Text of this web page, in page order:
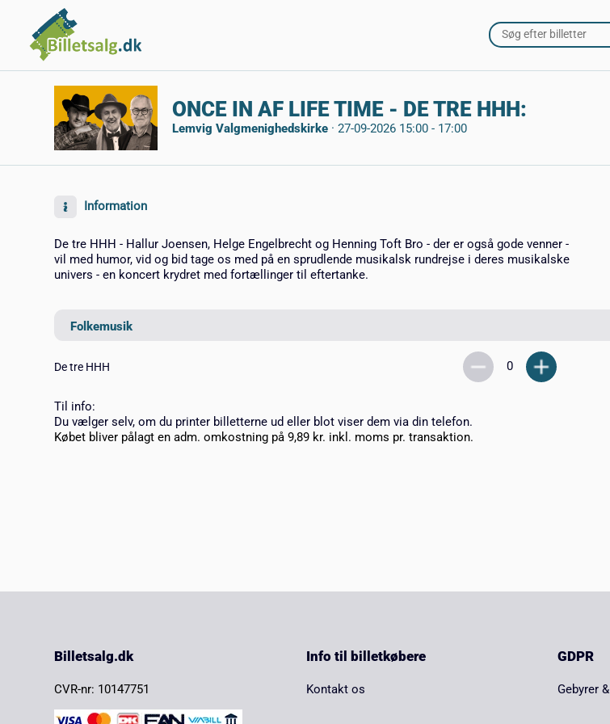
ONCE IN AF LIFE TIME - DE TRE HHH:
Lemvig Valgmenighedskirke ·27-09-2026 15:00 - 17:00
Information
De tre HHH - Hallur Joensen, Helge Engelbrecht og Henning Toft Bro - der er også gode venner -
vil med humor, vid og bid tage os med på en sprudlende musikalsk rundrejse i deres musikalske
univers - en koncert krydret med fortællinger til eftertanke.
Folkemusik
De tre HHH
Til info:
Du vælger selv, om du printer billetterne ud eller blot viser dem via din telefon.
Købet bliver pålagt en adm. omkostning på 9,89 kr. inkl. moms pr. transaktion.
Billetsalg.dk
CVR-nr: 10147751
Info til billetkøbere
Kontakt os
GDPR
Gebyrer